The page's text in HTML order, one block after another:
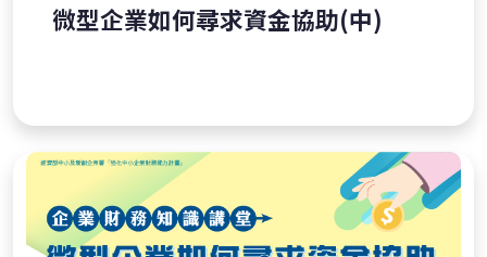
微型企業如何尋求資金協助(中)